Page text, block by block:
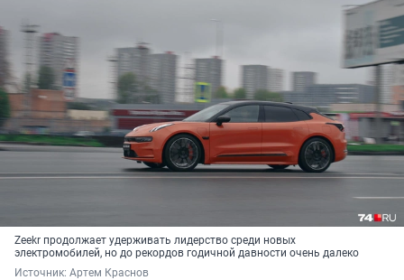
Zeekr продолжает удерживать лидерство среди новых
электромобилей, но до рекордов годичной давности очень далеко
Источник: Артем Краснов